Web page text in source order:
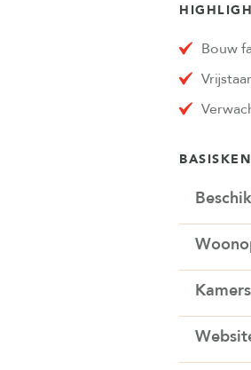
Bouw
Kamers